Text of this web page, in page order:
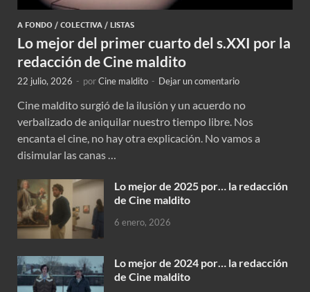
A FONDO / COLECTIVA / LISTAS
Lo mejor del primer cuarto del s.XXI por la
redacción de Cine maldito
22 julio, 2026 - porCine maldito - Dejar un comentario
Cine maldito surgió de la ilusión y un acuerdo no
verbalizado de aniquilar nuestro tiempo libre. Nos
encanta el cine, no hay otra explicación. No vamos a
disimular las canas …
Lo mejor de 2025 por… la redacción
de Cine maldito
6 enero, 2026
Lo mejor de 2024 por… la redacción
de Cine maldito